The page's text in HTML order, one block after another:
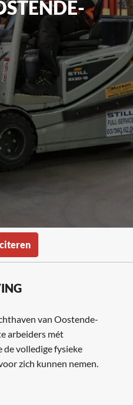
van Oostende-
arbeiders mét
volledige fysieke
zich kunnen nemen.